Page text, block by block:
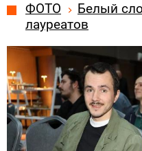
ФОТО
Белый
лауреатов